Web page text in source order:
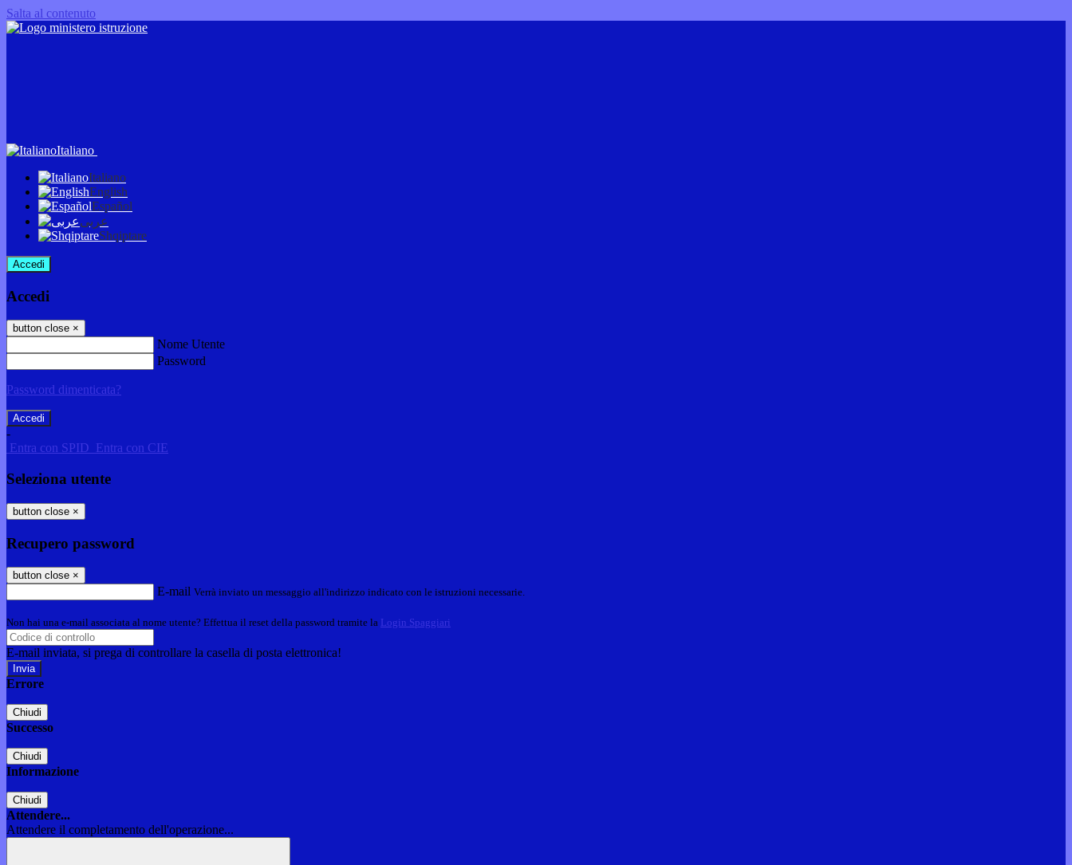
Salta al contenuto
Italiano
Italiano
English
Español
عربى
Shqiptare
Accedi
Accedi
button close ×
Nome Utente
Password
Password dimenticata?
-
Entra con SPID Entra con CIE
Seleziona utente
button close ×
Recupero password
button close ×
E-mail Verrà inviato un messaggio all'indirizzo indicato con le istruzioni necessarie.
Non hai una e-mail associata al nome utente? Effettua il reset della password tramite la Login Spaggiari
E-mail inviata, si prega di controllare la casella di posta elettronica!
Errore
Chiudi
Successo
Chiudi
Informazione
Chiudi
Attendere...
Attendere il completamento dell'operazione...